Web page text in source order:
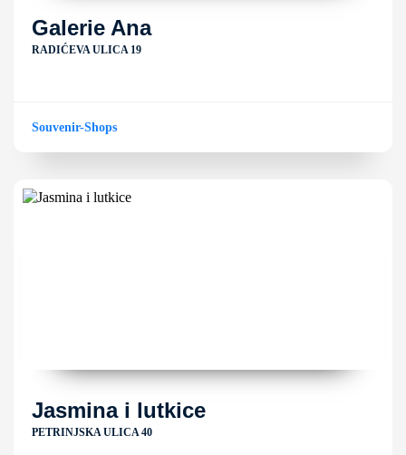
Galerie Ana
RADIĆEVA ULICA 19
Souvenir-Shops
Jasmina i lutkice
PETRINJSKA ULICA 40